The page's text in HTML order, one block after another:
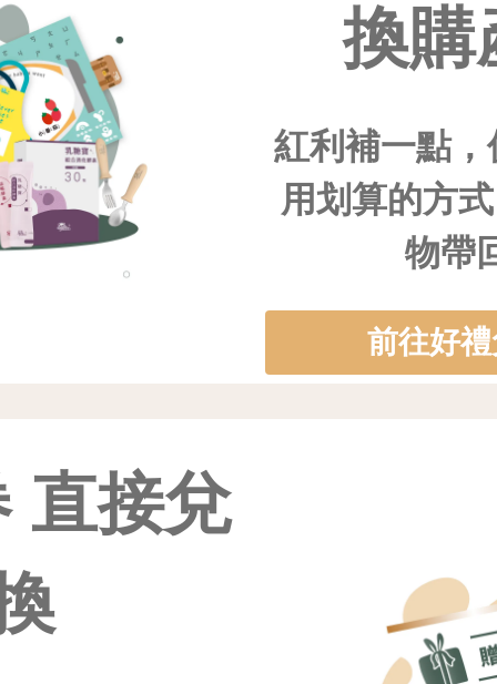
換購
紅利補一點
用划算的方
物帶
前往好
直接兌